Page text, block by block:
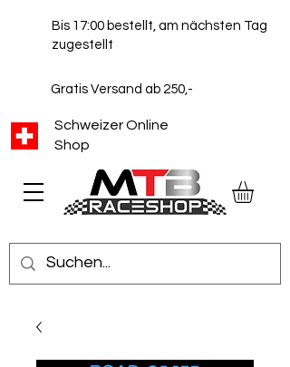
Schweizer Online
Shop
Bis 17:00 bestellt, am nächsten Tag
zugestellt
Gratis Versand ab 250,-